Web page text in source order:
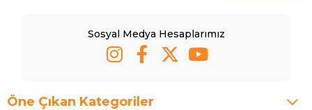
Sosyal Medya Hesaplarımız
Öne Çıkan Kategoriler